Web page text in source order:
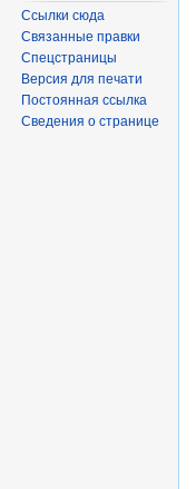
Ссылки сюда
Связанные правки
Спецстраницы
Версия для печати
Постоянная ссылка
Сведения о странице